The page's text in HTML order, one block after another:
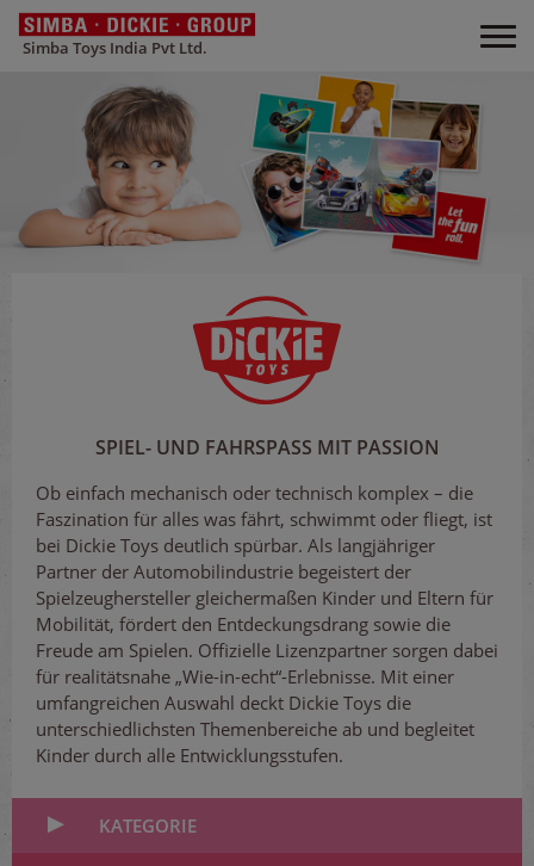
Simba Toys India Pvt Ltd.
SPIEL- UND FAHRSPASS MIT PASSION
Ob einfach mechanisch oder technisch komplex – die
Faszination für alles was fährt, schwimmt oder fliegt, ist
bei Dickie Toys deutlich spürbar. Als langjähriger
Partner der Automobilindustrie begeistert der
Spielzeughersteller gleichermaßen Kinder und Eltern für
Mobilität, fördert den Entdeckungsdrang sowie die
Freude am Spielen. Offizielle Lizenzpartner sorgen dabei
für realitätsnahe „Wie-in-echt“-Erlebnisse. Mit einer
umfangreichen Auswahl deckt Dickie Toys die
unterschiedlichsten Themenbereiche ab und begleitet
Kinder durch alle Entwicklungsstufen.
KATEGORIE